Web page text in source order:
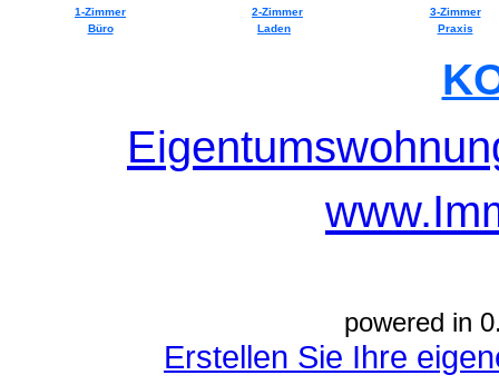
1-Zimmer 2-Zimmer
3-Zimmer
Büro
Laden Praxis
powered in
Erstellen Sie Ihre